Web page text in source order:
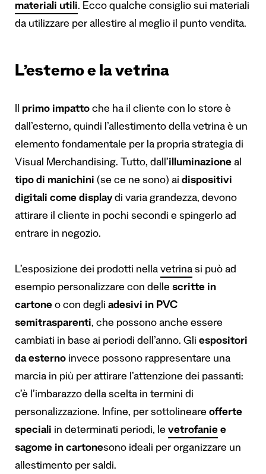
materiali utili. Ecco qualche consiglio sui materiali
da utilizzare per allestire al meglio il punto vendita.
L’esterno e la vetrina
Il primo impatto che ha il cliente con lo store è
dall’esterno, quindi l’allestimento della vetrina è un
elemento fondamentale per la propria strategia di
Visual Merchandising. Tutto, dall’illuminazione al
tipo di manichini (se ce ne sono) ai dispositivi
digitali come displaydi varia grandezza, devono
attirare il cliente in pochi secondi e spingerlo ad
entrare in negozio.
L’esposizione dei prodotti nella vetrina si può ad
esempio personalizzare con delle scritte in
cartone o con degli adesivi in PVC
semitrasparenti, che possono anche essere
cambiati in base ai periodi dell’anno. Gli espositori
da esterno invece possono rappresentare una
marcia in più per attirare l’attenzione dei passanti:
c’è l’imbarazzo della scelta in termini di
personalizzazione. Infine, per sottolineare offerte
speciali in determinati periodi, le vetrofanie e
sagome in cartonesono ideali per organizzare un
allestimento per saldi.